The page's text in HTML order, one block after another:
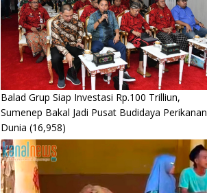
Balad Grup Siap Investasi Rp.100 Trilliun,
Sumenep Bakal Jadi Pusat Budidaya Perikanan
Dunia (16,958)